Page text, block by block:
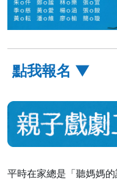
點我報名 ▼
平時在家總是「聽媽媽